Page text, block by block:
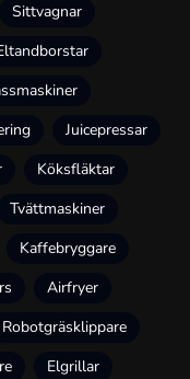
Sittvagnar
Juicepressar
Köksfläktar
Tvättmaskiner
Kaffebryggare
Airfryer
Robotgräsklippare
Elgrillar